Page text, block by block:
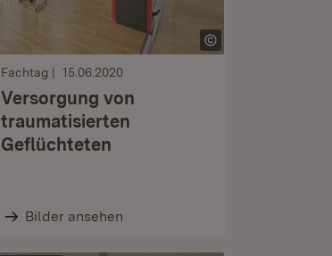
Fachtag 15.06.2020
Versorgung von
traumatisierten
Geflüchteten
Bilder ansehen